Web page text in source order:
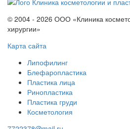
© 2004 - 2026 ООО «Клиника
хирургии»
Карта сайта
Липофилинг
Блефаропластика
Пластика лица
Ринопластика
Пластика груди
Косметология